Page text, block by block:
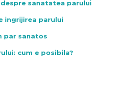
sanatatea parului
ingrijirea parului
par sanatos
cum e posibila?